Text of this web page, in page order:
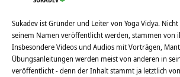
Sukadev ist Gründer und Leiter von Yoga Vidya.
seinem Namen veröffentlicht werden, stammen von
Insbesondere Videos und Audios mit Vorträgen,
Übungsanleitungen werden meist von anderen in
veröffentlicht - denn der Inhalt stammt ja letztlich